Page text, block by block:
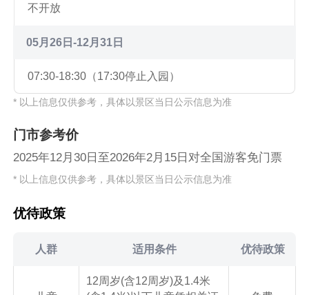
不开放
05月26日-12月31日
07:30-18:30（17:30停止入园）
* 以上信息仅供参考，具体以景区当日公示信息为准
门市参考价
2025年12月30日至2026年2月15日对全国游客免门票
* 以上信息仅供参考，具体以景区当日公示信息为准
优待政策
人群 适用条件 优待政策
12周岁(含12周岁)及1.4米